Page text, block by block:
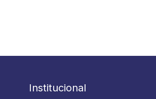
Institucional